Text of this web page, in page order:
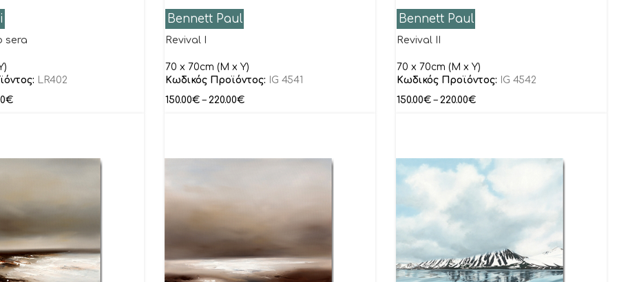
sera
LR402
€
Bennett Paul
Revival I
70 x 70cm (M x Y)
Κωδικός Προϊόντος:
IG 4541
150.00€ – 220.00€
Bennett Paul
Revival II
70 x 70cm (M x Y)
Κωδικός Προϊόντος:
IG 4542
150.00€ – 220.00€